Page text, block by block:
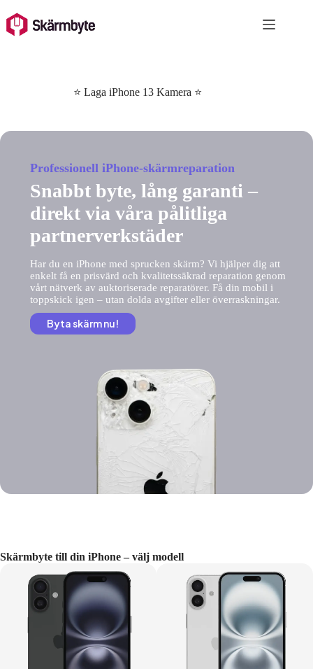
to
content
⭐ Laga iPhone 13 Kamera ⭐
Professionell iPhone-skärmreparation
Snabbt byte, lång garanti –
direkt via våra pålitliga
partnerverkstäder
Har du en iPhone med sprucken skärm? Vi hjälper dig att
enkelt få en prisvärd och kvalitetssäkrad reparation genom
vårt nätverk av auktoriserade reparatörer. Få din mobil i
toppskick igen – utan dolda avgifter eller överraskningar.
Byta skärm nu!
Skärmbyte till din iPhone – välj modell